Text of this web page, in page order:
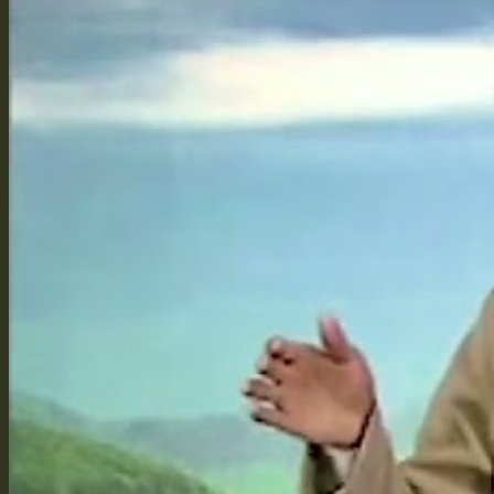
Bí Quyết Giảng Kinh
Đồng Tham Đạo Hữu
Từ Không Vọng Ngữ Mà Bắt Đầu
Tôi Đến Để Làm Hộ Pháp
Phê Bình và Hủy Báng